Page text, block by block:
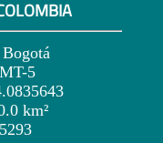
Bogotá
5
km²